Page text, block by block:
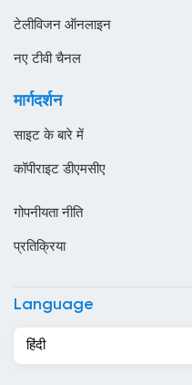
ओमान
कांगो
किर्गिज़स्तान
टेलीविजन ऑनलाइन
नए टीवी चैनल
मार्गदर्शन
साइट के बारे में
कॉपीराइट डीएमसीए
गोपनीयता नीति
प्रतिक्रिया
Language
हिंदी